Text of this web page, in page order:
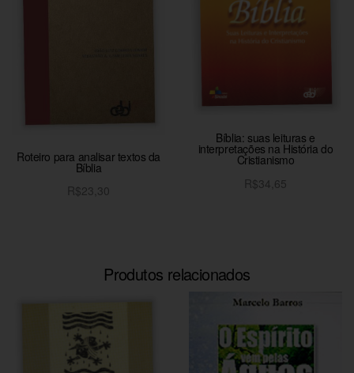
Roteiro para analisar textos da
Bíblia
R$23,30
Bíblia: suas leituras e
interpretações na História do
Cristianismo
R$34,65
Produtos relacionados